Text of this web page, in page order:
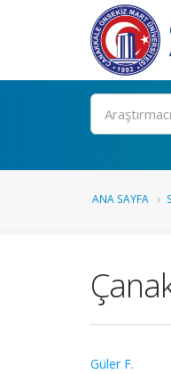
Ara
ANA SAYFA
Güler F.